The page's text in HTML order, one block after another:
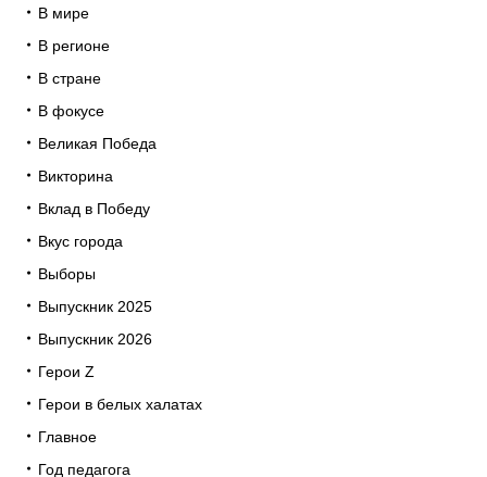
В мире
В регионе
В стране
В фокусе
Великая Победа
Викторина
Вклад в Победу
Вкус города
Выборы
Выпускник 2025
Выпускник 2026
Герои Z
Герои в белых халатах
Главное
Год педагога